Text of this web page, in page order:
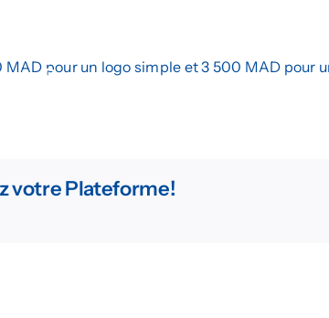
un Devis
pour un logo simple et 3 500 MAD pour
votre Plateforme!